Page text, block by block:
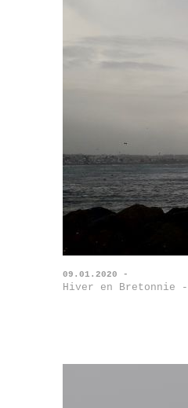
09.01.2020 -
Hiver en